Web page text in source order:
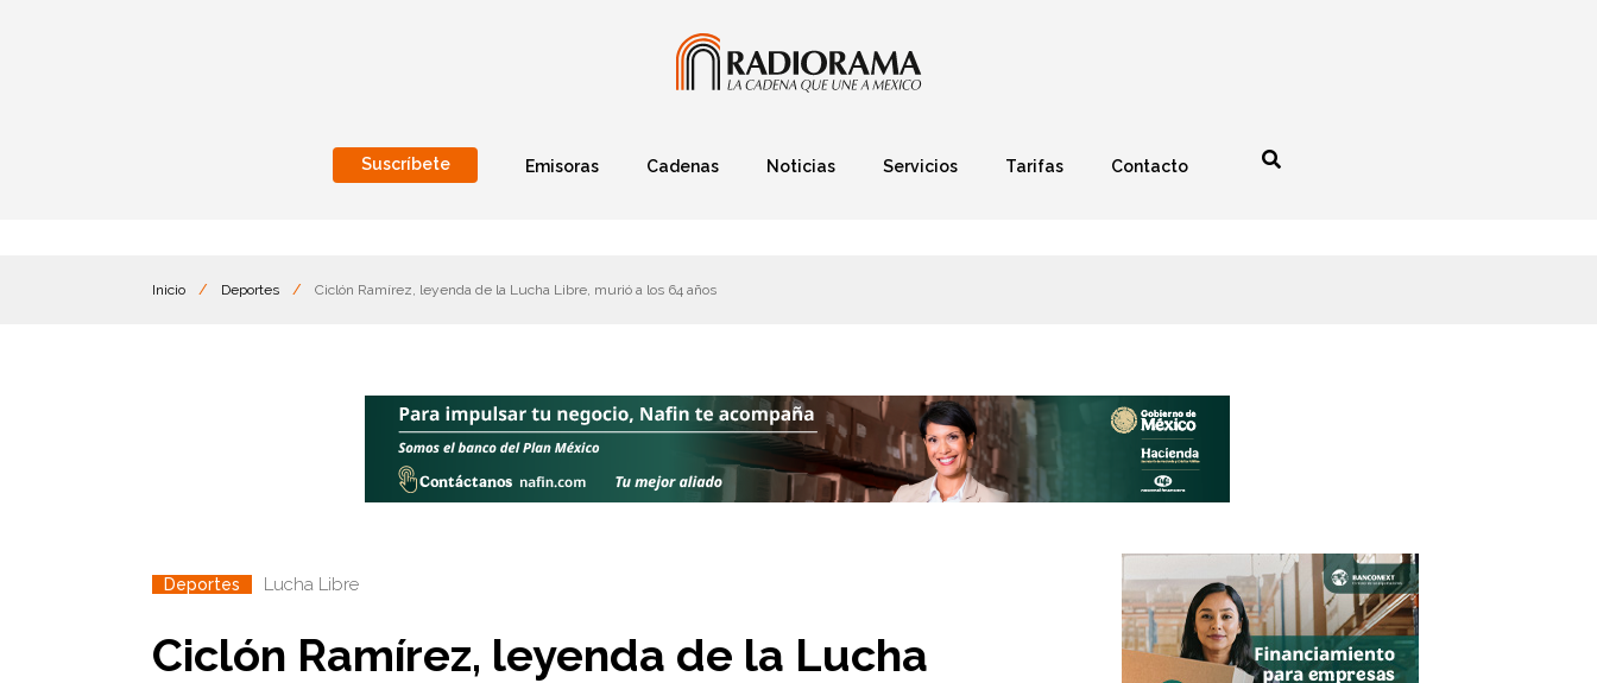
Suscríbete Emisoras Cadenas Noticias Servicios Tarifas Contacto
Inicio / Deportes / Ciclón Ramírez, leyenda de la Lucha Libre, murió a los 64 años
Deportes Lucha Libre
Ciclón Ramírez, leyenda de la Lucha